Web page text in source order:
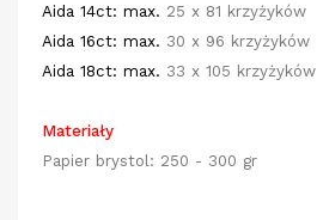
Aida 14ct: max. 25 x 81 krzyżyków
Aida 16ct: max. 30 x 96 krzyżyków
Aida 18ct: max. 33 x 105 krzyżyków
Materiały
Papier brystol: 250 - 300 gr